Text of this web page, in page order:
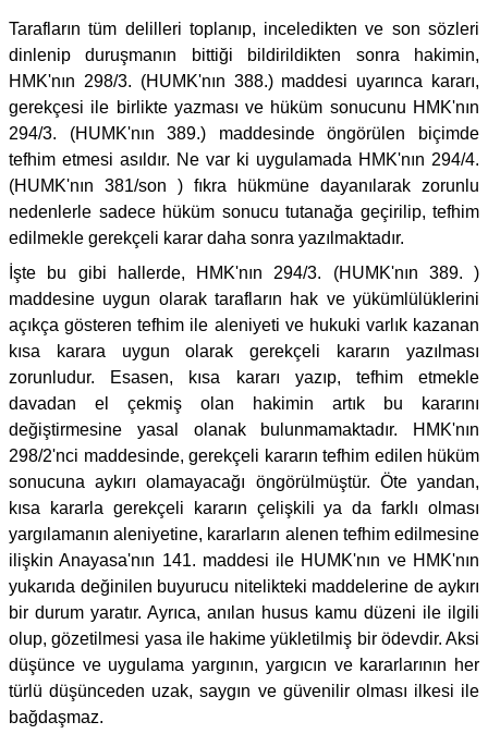
Tarafların tüm delilleri toplanıp, inceledikten ve son sözleri
dinlenip duruşmanın bittiği bildirildikten sonra hakimin,
HMK'nın 298/3. (HUMK'nın 388.) maddesi uyarınca kararı,
gerekçesi ile birlikte yazması ve hüküm sonucunu HMK'nın
294/3. (HUMK'nın 389.) maddesinde öngörülen biçimde
tefhim etmesi asıldır. Ne var ki uygulamada HMK'nın 294/4.
(HUMK'nın 381/son ) fıkra hükmüne dayanılarak zorunlu
nedenlerle sadece hüküm sonucu tutanağa geçirilip, tefhim
edilmekle gerekçeli karar daha sonra yazılmaktadır.
İşte bu gibi hallerde, HMK'nın 294/3. (HUMK'nın 389. )
maddesine uygun olarak tarafların hak ve yükümlülüklerini
açıkça gösteren tefhim ile aleniyeti ve hukuki varlık kazanan
kısa karara uygun olarak gerekçeli kararın yazılması
zorunludur. Esasen, kısa kararı yazıp, tefhim etmekle
davadan el çekmiş olan hakimin artık bu kararını
değiştirmesine yasal olanak bulunmamaktadır. HMK'nın
298/2'nci maddesinde, gerekçeli kararın tefhim edilen hüküm
sonucuna aykırı olamayacağı öngörülmüştür. Öte yandan,
kısa kararla gerekçeli kararın çelişkili ya da farklı olması
yargılamanın aleniyetine, kararların alenen tefhim edilmesine
ilişkin Anayasa'nın 141. maddesi ile HUMK'nın ve HMK'nın
yukarıda değinilen buyurucu nitelikteki maddelerine de aykırı
bir durum yaratır. Ayrıca, anılan husus kamu düzeni ile ilgili
olup, gözetilmesi yasa ile hakime yükletilmiş bir ödevdir. Aksi
düşünce ve uygulama yargının, yargıcın ve kararlarının her
türlü düşünceden uzak, saygın ve güvenilir olması ilkesi ile
bağdaşmaz.